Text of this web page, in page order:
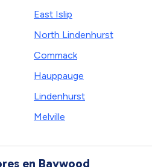
East Islip
North Lindenhurst
Commack
Hauppauge
Lindenhurst
Melville
en Baywood